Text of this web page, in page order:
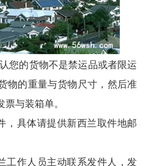
您的货物不是禁运品或者限运
物的重量与货物尺寸，然后准
与装箱单。
，具体请提供新西兰取件地邮
工作人员主动联系发件人，发